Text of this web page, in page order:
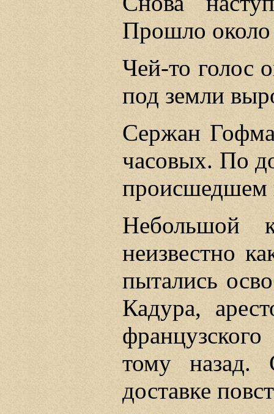
Прошло около
Чей-то голос
под земли
Сержан
часовых. По
происшедшем
Небольшой
неизвестно
пытались
Кадура,
тому назад.
доставке